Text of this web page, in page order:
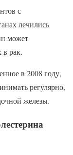
с
лечились
может
в рак.
в 2008 году,
регулярно,
железы.